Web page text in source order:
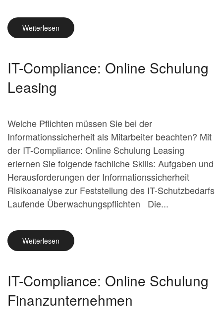
Weiterlesen
IT-Compliance: Online Schulung
Leasing
Welche Pflichten müssen Sie bei der
Informationssicherheit als Mitarbeiter beachten? Mit
der IT-Compliance: Online Schulung Leasing
erlernen Sie folgende fachliche Skills: Aufgaben und
Herausforderungen der Informationssicherheit
Risikoanalyse zur Feststellung des IT-Schutzbedarfs
Laufende Überwachungspflichten Die...
Weiterlesen
IT-Compliance: Online Schulung
Finanzunternehmen